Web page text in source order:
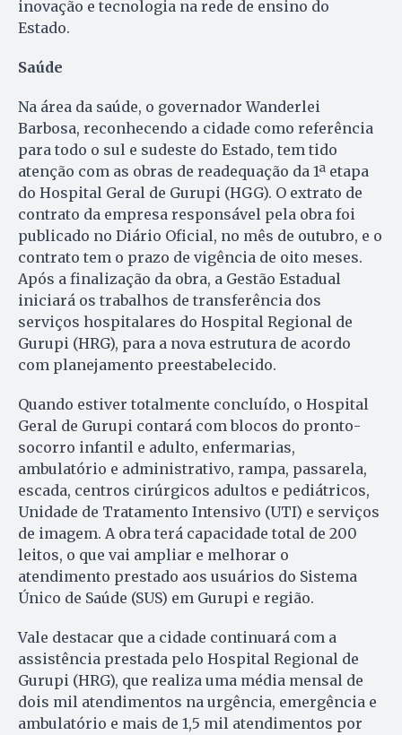
inovação e tecnologia na rede de ensino do
Estado.
Saúde
Na área da saúde, o governador Wanderlei
Barbosa, reconhecendo a cidade como referência
para todo o sul e sudeste do Estado, tem tido
atenção com as obras de readequação da 1ª etapa
do Hospital Geral de Gurupi (HGG). O extrato de
contrato da empresa responsável pela obra foi
publicado no Diário Oficial, no mês de outubro, e o
contrato tem o prazo de vigência de oito meses.
Após a finalização da obra, a Gestão Estadual
iniciará os trabalhos de transferência dos
serviços hospitalares do Hospital Regional de
Gurupi (HRG), para a nova estrutura de acordo
com planejamento preestabelecido.
Quando estiver totalmente concluído, o Hospital
Geral de Gurupi contará com blocos do pronto-
socorro infantil e adulto, enfermarias,
ambulatório e administrativo, rampa, passarela,
escada, centros cirúrgicos adultos e pediátricos,
Unidade de Tratamento Intensivo (UTI) e serviços
de imagem. A obra terá capacidade total de 200
leitos, o que vai ampliar e melhorar o
atendimento prestado aos usuários do Sistema
Único de Saúde (SUS) em Gurupi e região.
Vale destacar que a cidade continuará com a
assistência prestada pelo Hospital Regional de
Gurupi (HRG), que realiza uma média mensal de
dois mil atendimentos na urgência, emergência e
ambulatório e mais de 1,5 mil atendimentos por